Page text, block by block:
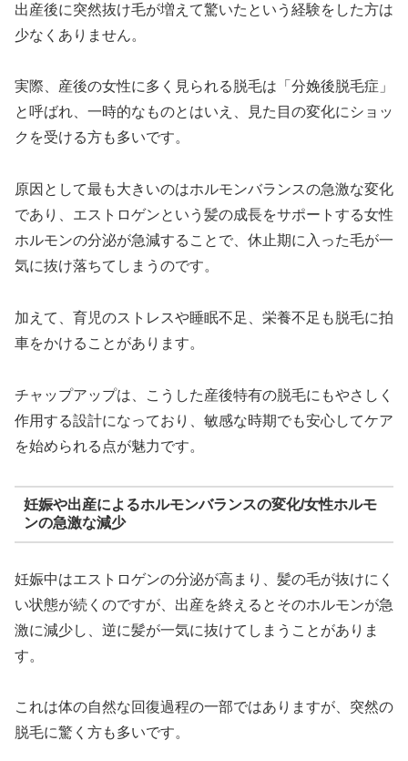
出産後に突然抜け毛が増えて驚いたという経験をした方は
少なくありません。
実際、産後の女性に多く見られる脱毛は「分娩後脱毛症」
と呼ばれ、一時的なものとはいえ、見た目の変化にショッ
クを受ける方も多いです。
原因として最も大きいのはホルモンバランスの急激な変化
であり、エストロゲンという髪の成長をサポートする女性
ホルモンの分泌が急減することで、休止期に入った毛が一
気に抜け落ちてしまうのです。
加えて、育児のストレスや睡眠不足、栄養不足も脱毛に拍
車をかけることがあります。
チャップアップは、こうした産後特有の脱毛にもやさしく
作用する設計になっており、敏感な時期でも安心してケア
を始められる点が魅力です。
妊娠や出産によるホルモンバランスの変化/女性ホルモ
ンの急激な減少
妊娠中はエストロゲンの分泌が高まり、髪の毛が抜けにく
い状態が続くのですが、出産を終えるとそのホルモンが急
激に減少し、逆に髪が一気に抜けてしまうことがありま
す。
これは体の自然な回復過程の一部ではありますが、突然の
脱毛に驚く方も多いです。